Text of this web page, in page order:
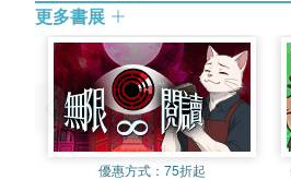
更多書展
優惠方式： 75折起